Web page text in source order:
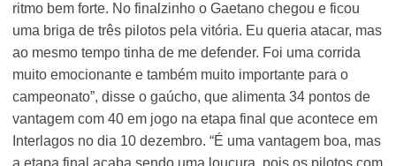
ritmo bem forte. No finalzinho o Gaetano chegou e ficou
uma briga de três pilotos pela vitória. Eu queria atacar, mas
ao mesmo tempo tinha de me defender. Foi uma corrida
muito emocionante e também muito importante para o
campeonato”, disse o gaúcho, que alimenta 34 pontos de
vantagem com 40 em jogo na etapa final que acontece em
Interlagos no dia 10 dezembro. “É uma vantagem boa, mas